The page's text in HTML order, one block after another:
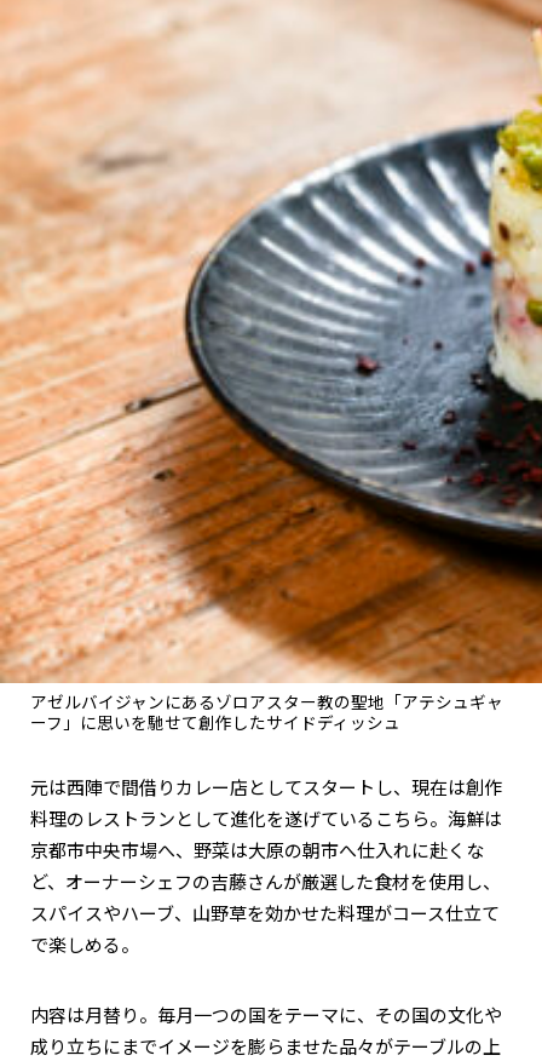
京都の書店
CULTURE
すべて
関西で開催。
おすすめの展覧会
おすすめの映画
誠光社で選びました。
おすすめの本
紹介します。
おすすめのイベント
アゼルバイジャンにあるゾロアスター教の聖地「アテシュギャ
ーフ」に思いを馳せて創作したサイドディッシュ
元は西陣で間借りカレー店としてスタートし、現在は創作
料理のレストランとして進化を遂げているこちら。海鮮は
京都市中央市場へ、野菜は大原の朝市へ仕入れに赴くな
ど、オーナーシェフの吉藤さんが厳選した食材を使用し、
スパイスやハーブ、山野草を効かせた料理がコース仕立て
で楽しめる。
内容は月替り。毎月一つの国をテーマに、その国の文化や
成り立ちにまでイメージを膨らませた品々がテーブルの上